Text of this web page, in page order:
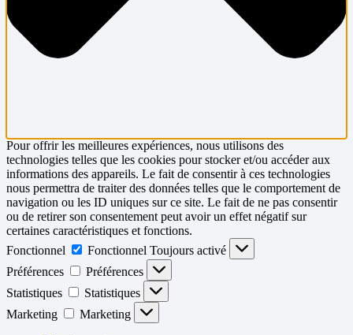
Pour offrir les meilleures expériences, nous utilisons des
technologies telles que les cookies pour stocker et/ou accéder aux
informations des appareils. Le fait de consentir à ces technologies
nous permettra de traiter des données telles que le comportement de
navigation ou les ID uniques sur ce site. Le fait de ne pas consentir
ou de retirer son consentement peut avoir un effet négatif sur
certaines caractéristiques et fonctions.
Fonctionnel
Fonctionnel Toujours activé
Préférences
Préférences
Statistiques
Statistiques
Marketing
Marketing